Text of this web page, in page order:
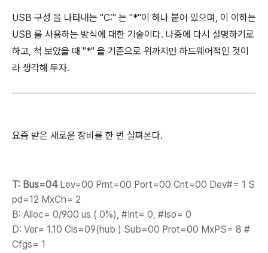
USB 구성 을 나타내는 "C:" 는 "*"이 하나 붙어 있으며, 이 이하는
USB 를 사용하는 방식에 대한 기술이다. 나중에 다시 설명하기로
하고, 척 보았을 때 "*" 을 기준으로 위까지만 하드웨어적인 것이
라 생각해 두자.
요즘 받은 새로운 장비를 한 번 살펴본다.
T: Bus=04Lev=00 Prnt=00 Port=00 Cnt=00 Dev#= 1 S
pd=12 MxCh= 2
B: Alloc= 0/900 us ( 0%), #Int= 0, #Iso= 0
D: Ver= 1.10 Cls=09(hub ) Sub=00 Prot=00 MxPS= 8 #
Cfgs= 1